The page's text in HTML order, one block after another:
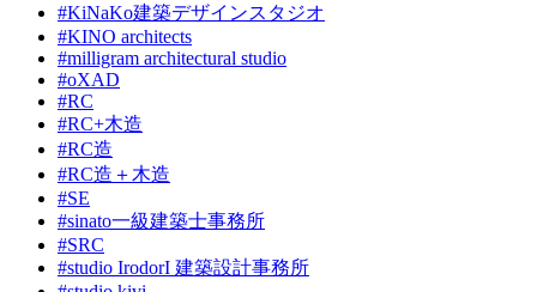
#KiNaKo建築デザインスタジオ
#KINO architects
#milligram architectural studio
#oXAD
#RC
#RC+木造
#RC造
#RC造＋木造
#SE
#sinato一級建築士事務所
#SRC
#studio IrodorI 建築設計事務所